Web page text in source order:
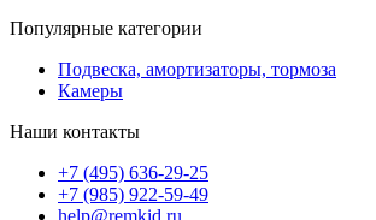
Популярные категории
Подвеска, амортизаторы, тормоза
Камеры
Наши контакты
+7 (495) 636-29-25
+7 (985) 922-59-49